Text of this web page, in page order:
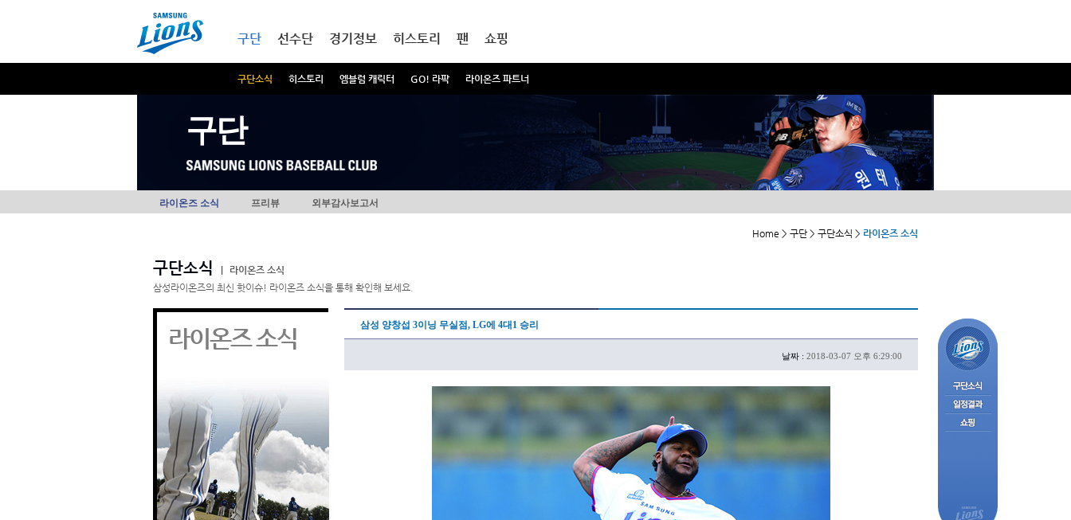
구단
구단소식 히스토리 엠블럼 캐릭터 GO! 라팍 라이온즈 파트너
선수단 경기정보 히스토리 팬 쇼핑
구단
라이온즈 소식 프리뷰 외부감사보고서
Home > 구단 > 구단소식 > 라이온즈 소식
구단소식
라이온즈 소식
삼성라이온즈의 최신 핫이슈! 라이온즈 소식을 통해 확인해 보세요.
라이온즈 소식 삼성 양창섭 3이닝 무실점, LG에 4대1 승리
날짜 : 2018-03-07 오후 6:29:00